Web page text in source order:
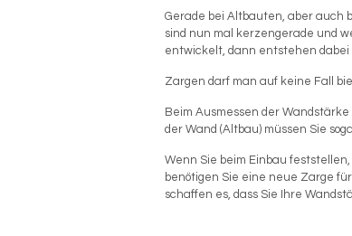
Gerade bei Altbauten, aber auch
sind nun mal kerzengerade und
entwickelt, dann entstehen dabei
Zargen darf man auf keine Fall
Beim Ausmessen der
der Wand (Altbau) müssen Sie
Wenn Sie beim Einbau
benötigen Sie eine neue Zarge
schaffen es, dass Sie Ihre